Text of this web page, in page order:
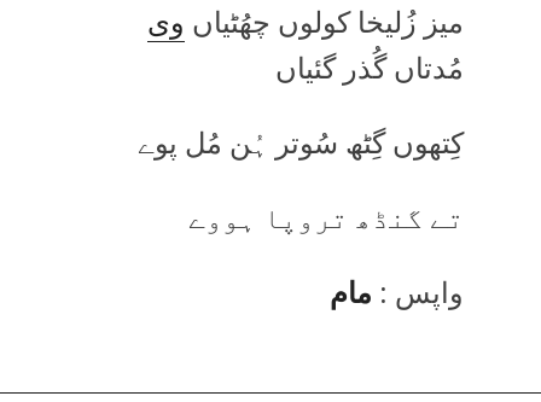
میز زُلیخا کولوں چھُٹیاں وی
مُدتاں گُذر گئیاں
کِتھوں گِٹھ سُوتر ہُن مُل پوے
تے گنڈھ تروپا ہووے
واپس : مام